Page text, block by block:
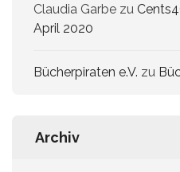
Claudia Garbe zu
April 2020
Bücherpiraten e.V. zu
Archiv